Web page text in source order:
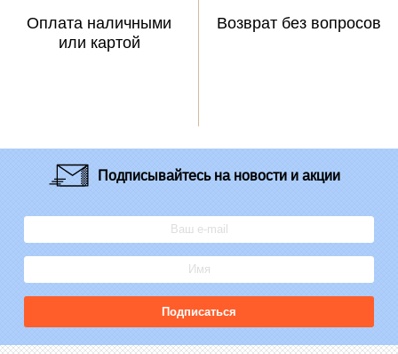
Оплата наличными
или картой
Возврат без вопросов
Подписывайтесьна новости и акции
Подписаться